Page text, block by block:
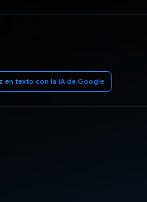
en texto con la IA de Google